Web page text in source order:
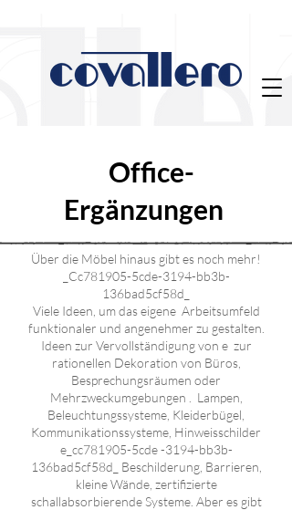
Office-
Ergänzungen
Über die Möbel hinaus gibt es noch mehr!
_Cc781905-5cde-3194-bb3b-
136bad5cf58d_
Viele Ideen, um das eigene Arbeitsumfeld
funktionaler und angenehmer zu gestalten.
Ideen zur Vervollständigung von e zur
rationellen Dekoration von Büros,
Besprechungsräumen oder
Mehrzweckumgebungen . Lampen,
Beleuchtungssysteme, Kleiderbügel,
Kommunikationssysteme, Hinweisschilder
e_cc781905-5cde -3194-bb3b-
136bad5cf58d_ Beschilderung, Barrieren,
kleine Wände, zertifizierte
schallabsorbierende Systeme. Aber es gibt